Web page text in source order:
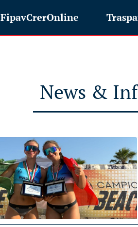
FipavCrerOnline
News &